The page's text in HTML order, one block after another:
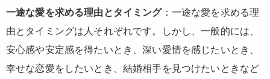
一途な愛を求める理由とタイミング：一途な愛を求める理
由とタイミングは人それぞれです。しかし、一般的には、
安心感や安定感を得たいとき、深い愛情を感じたいとき、
幸せな恋愛をしたいとき、結婚相手を見つけたいときなど